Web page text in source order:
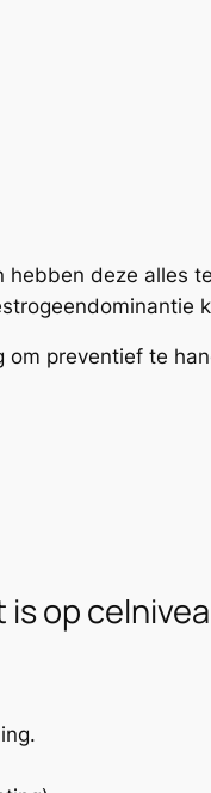
deze alles
preventief te
op